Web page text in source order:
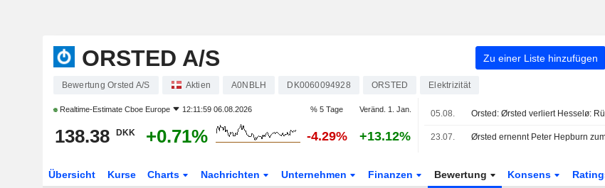
ORSTED A/S Zu einer Liste hinzufügen
Bewertung Orsted A/S Aktien A0NBLH DK0060094928 ORSTED Elektrizität
Realtime-Estimate Cboe Europe 12:11:59 06.08.2026 % 5 Tage Veränd. 1. Jan.
138.38 DKK +0.71% -4.29% +13.12%
05.08.
23.07.
Übersicht Kurse Charts Nachrichten Unternehmen Finanzen Bewertung Konsens